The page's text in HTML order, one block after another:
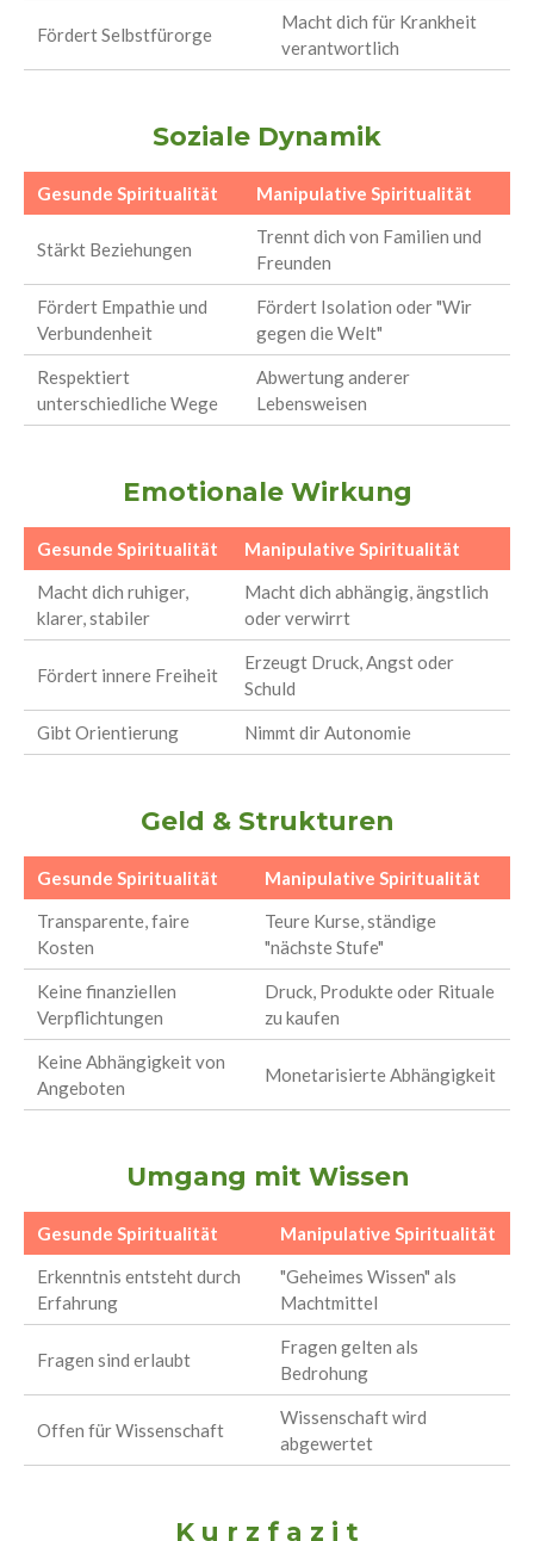
Fördert Selbstfürorge
Macht dich für Krankheit
verantwortlich
Soziale Dynamik
Gesunde Spiritualität Manipulative Spiritualität
Stärkt Beziehungen
Trennt dich von Familien und
Freunden
Fördert Empathie und
Verbundenheit
Fördert Isolation oder "Wir
gegen die Welt"
Respektiert
unterschiedliche Wege
Abwertung anderer
Lebensweisen
Emotionale Wirkung
Gesunde Spiritualität
Manipulative Spiritualität
Macht dich ruhiger,
klarer, stabiler
Macht dich abhängig, ängstlich
oder verwirrt
Fördert innere Freiheit
Erzeugt Druck, Angst oder
Schuld
Gibt Orientierung Nimmt dir Autonomie
Geld & Strukturen
Gesunde Spiritualität
Manipulative Spiritualität
Transparente, faire
Kosten
Teure Kurse, ständige
"nächste Stufe"
Keine finanziellen
Verpflichtungen
Druck, Produkte oder Rituale
zu kaufen
Keine Abhängigkeit von
Angeboten
Monetarisierte Abhängigkeit
Umgang mit Wissen
Gesunde Spiritualität
Manipulative Spiritualität
Erkenntnis entsteht durch
Erfahrung
"Geheimes Wissen" als
Machtmittel
Fragen sind erlaubt
Fragen gelten als
Bedrohung
Offen für Wissenschaft
Wissenschaft wird
abgewertet
K u r z f a z i t